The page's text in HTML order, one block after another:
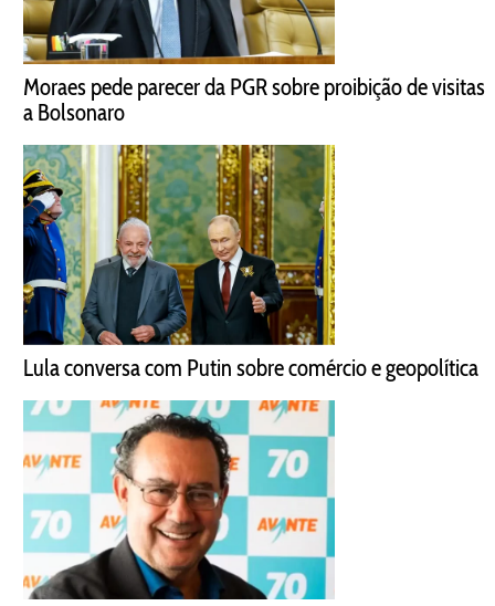
Moraes pede parecer da PGR sobre proibição de visitas
a Bolsonaro
Lula conversa com Putin sobre comércio e geopolítica